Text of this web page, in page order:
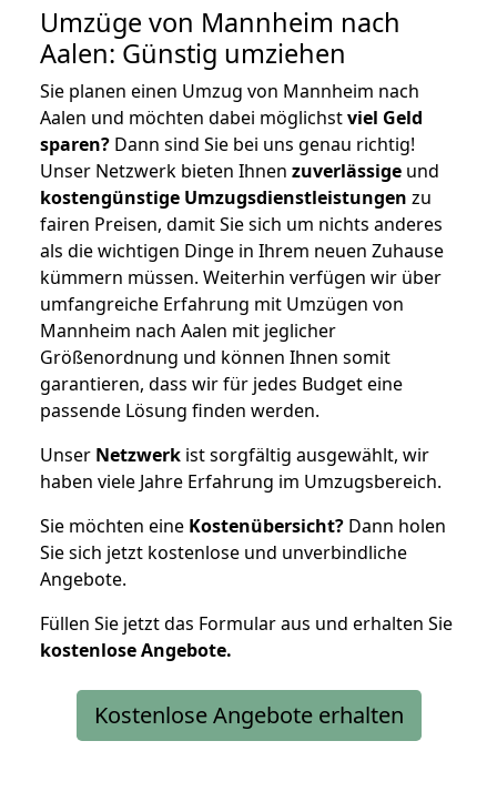
Umzüge von Mannheim nach
Aalen: Günstig umziehen
Sie planen einen Umzug von Mannheim nach
Aalen und möchten dabei möglichstviel Geld
sparen? Dann sind Sie bei uns genau richtig!
Unser Netzwerk bieten Ihnen zuverlässige und
kostengünstige Umzugsdienstleistungen zu
fairen Preisen, damit Sie sich um nichts anderes
als die wichtigen Dinge in Ihrem neuen Zuhause
kümmern müssen. Weiterhin verfügen wir über
umfangreiche Erfahrung mit Umzügen von
Mannheim nach Aalen mit jeglicher
Größenordnung und können Ihnen somit
garantieren, dass wir für jedes Budget eine
passende Lösung finden werden.
Unser Netzwerk ist sorgfältig ausgewählt, wir
haben viele Jahre Erfahrung im Umzugsbereich.
Sie möchten eine Kostenübersicht? Dann holen
Sie sich jetzt kostenlose und unverbindliche
Angebote.
Füllen Sie jetzt das Formular aus und erhalten Sie
kostenloseAngebote.
Kostenlose Angebote erhalten